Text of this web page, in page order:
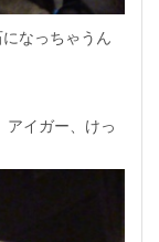
なっちゃうん
アイガー、けっ